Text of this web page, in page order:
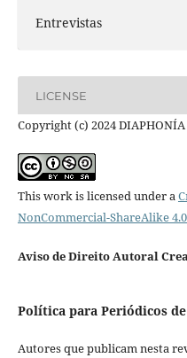
Entrevistas
LICENSE
Copyright (c) 2024
This work is licensed under a
NonCommercial-ShareAlike
Aviso de Direito Autoral
Política para Periódicos
Autores que publicam nesta